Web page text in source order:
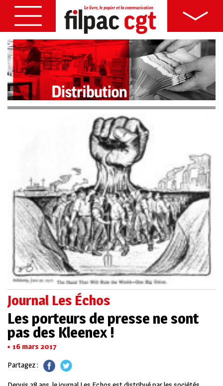
Journal Les Échos
Les porteurs de presse ne sont
pas des Kleenex !
16 mars 2017
Partagez :